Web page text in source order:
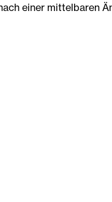
einer mittelbaren